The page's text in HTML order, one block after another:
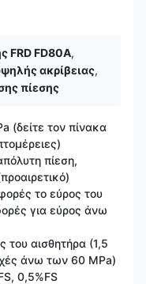
FRD FD80A,
ακρίβειας,
πίεσης
(δείτε τον πίνακα
πίεση,
το εύρος του
για εύρος άνω
του αισθητήρα (1,5
άνω των 60 MPa)
0,5%FS